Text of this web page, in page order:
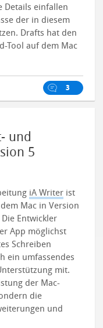
Details einfallen
der in diesem
Drafts hat den
Tool auf dem Mac
3
und
5
iA Writer ist
Mac in Version
Entwickler
App möglichst
Schreiben
ein umfassendes
mit.
der Mac-
die
und